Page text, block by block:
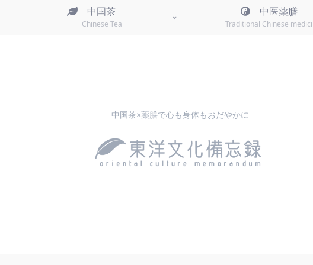
中国茶×薬膳で心も身体もおだやかに
中国茶
Chinese Tea
中医薬膳
Traditional Chinese